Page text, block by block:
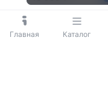
Главная Каталог